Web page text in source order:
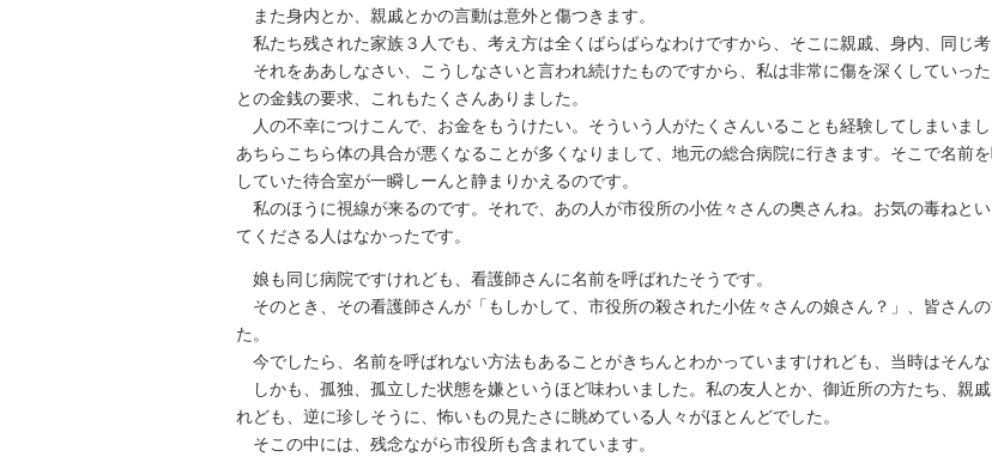
また身内とか、親戚とかの言動は意外と傷つきます。
私たち残された家族３人でも、考え方は全くばらばらなわけですから、そこに親戚、身内、同じ考
それをああしなさい、こうしなさいと言われ続けたものですから、私は非常に傷を深くしていっ
との金銭の要求、これもたくさんありました。
人の不幸につけこんで、お金をもうけたい。そういう人がたくさんいることも経験してしまいま
あちらこちら体の具合が悪くなることが多くなりまして、地元の総合病院に行きます。そこで名前
していた待合室が一瞬しーんと静まりかえるのです。
私のほうに視線が来るのです。それで、あの人が市役所の小佐々さんの奥さんね。お気の毒ねと
てくださる人はなかったです。
娘も同じ病院ですけれども、看護師さんに名前を呼ばれたそうです。
そのとき、その看護師さんが「もしかして、市役所の殺された小佐々さんの娘さん？」、皆さん
た。
今でしたら、名前を呼ばれない方法もあることがきちんとわかっていますけれども、当時はそんな
しかも、孤独、孤立した状態を嫌というほど味わいました。私の友人とか、御近所の方たち、親
れども、逆に珍しそうに、怖いもの見たさに眺めている人々がほとんどでした。
そこの中には、残念ながら市役所も含まれています。